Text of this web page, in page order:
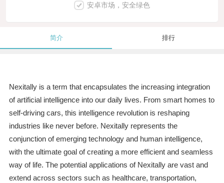
安卓市场，安全绿色
简介 排行
Nexitally is a term that encapsulates the increasing integration
of artificial intelligence into our daily lives. From smart homes to
self-driving cars, this intelligence revolution is reshaping
industries like never before. Nexitally represents the
conjunction of emerging technology and human intelligence,
with the ultimate goal of creating a more efficient and seamless
way of life. The potential applications of Nexitally are vast and
extend across sectors such as healthcare, transportation,